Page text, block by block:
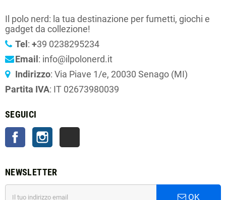
Il polo nerd: la tua destinazione per fumetti, giochi e
gadget da collezione!
Tel : +39 0238295234
Email : info@ilpolonerd.it
Indirizzo: Via Piave 1/e, 20030 Senago (MI)
Partita IVA: IT 02673980039
SEGUICI
FacebookInstagram
NEWSLETTER
OK